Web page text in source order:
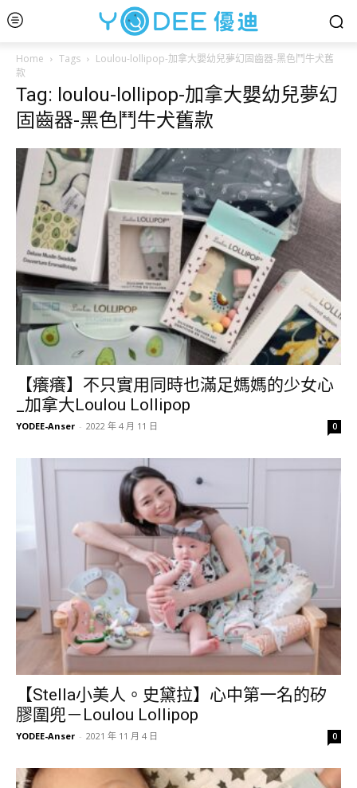
Home Tags
Loulou-lollipop-加拿大嬰幼兒夢幻固齒器-黑色鬥牛犬舊
款
Tag: loulou-lollipop-加拿大嬰幼兒夢幻
固齒器-黑色鬥牛犬舊款
【癢癢】不只實用同時也滿足媽媽的少女心
_加拿大Loulou Lollipop
YODEE-Anser - 2022 年 4 月 11 日 0
【Stella小美人。史黛拉】心中第一名的矽
膠圍兜－Loulou Lollipop
YODEE-Anser - 2021 年 11 月 4 日 0